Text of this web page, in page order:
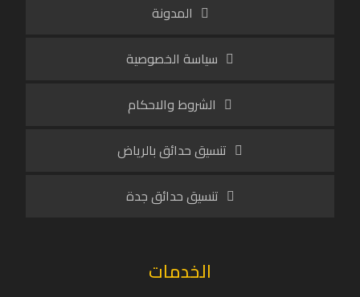
المدونة
سياسة الخصوصية
الشروط والاحكام
تنسيق حدائق بالرياض
تنسيق حدائق جدة
الخدمات